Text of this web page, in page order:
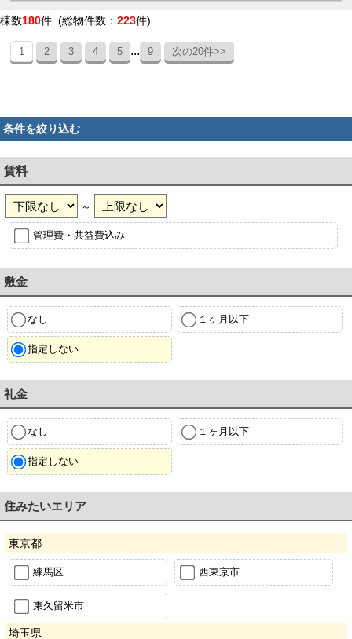
棟数180件 (総物件数： 223件)
1 2 3 4 5 ... 9 次の20件>>
条件を絞り込む
賃料
～
管理費・共益費込み
敷金
なし １ヶ月以下
指定しない
礼金
なし １ヶ月以下
指定しない
住みたいエリア
東京都
練馬区 西東京市
東久留米市
埼玉県